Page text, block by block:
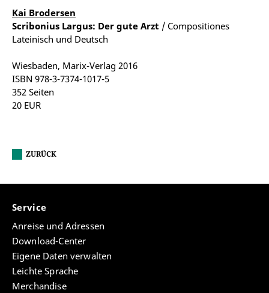
Kai Brodersen
Scribonius Largus: Der gute Arzt / Compositiones
Lateinisch und Deutsch
Wiesbaden, Marix-Verlag 2016
ISBN 978-3-7374-1017-5
352 Seiten
20 EUR
ZURÜCK
Service
Anreise und Adressen
Download-Center
Eigene Daten verwalten
Leichte Sprache
Merchandise